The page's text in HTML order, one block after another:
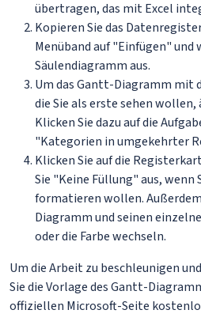
übertragen, das mit Excel
Kopieren Sie das
Menüband auf "Einfügen" und
Säulendiagramm aus.
Um das Gantt-Diagramm mit
die Sie als erste sehen wollen,
Klicken Sie dazu auf die
"Kategorien in umgekehrter
Klicken Sie auf die
Sie "Keine Füllung" aus, wenn
formatieren wollen.
Diagramm und seinen
oder die Farbe wechseln.
Um die Arbeit zu beschleunigen
Sie die Vorlage des Gantt-
offiziellen Microsoft-Seite